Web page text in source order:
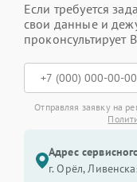
Если требуется
свои данные и
проконсультирует
Отправляя заявку на
Адрес
г. Орёл,